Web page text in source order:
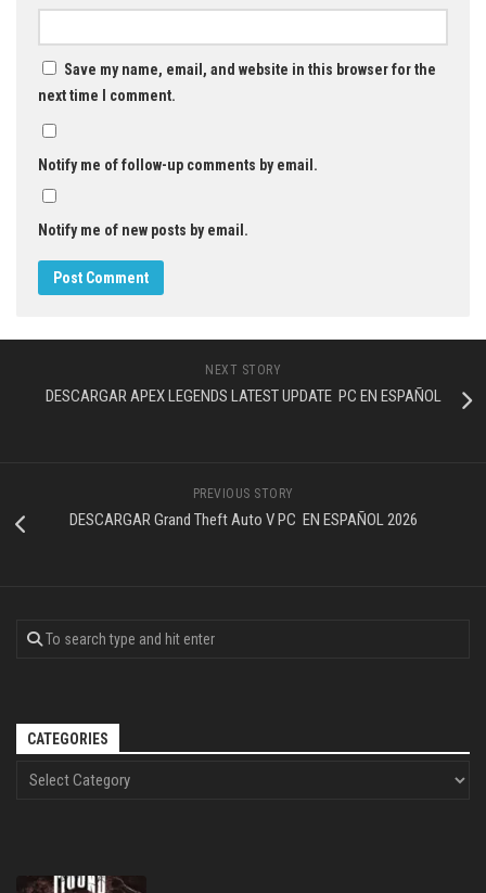
Save my name, email, and website in this browser for the
next time I comment.
Notify me of follow-up comments by email.
Notify me of new posts by email.
NEXT STORY
DESCARGAR APEX LEGENDS LATEST UPDATE PC EN ESPAÑOL
PREVIOUS STORY
DESCARGAR Grand Theft Auto V PC EN ESPAÑOL 2026
CATEGORIES